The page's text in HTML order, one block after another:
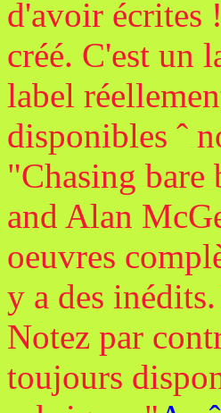
d'avoir écrites
créé. C'est un
label
disponibles ˆ
"Chasing
and Alan
oeuvres
y a des
Notez par
toujours